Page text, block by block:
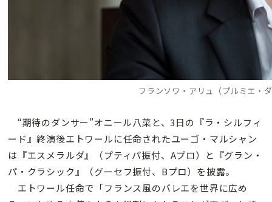
フランソワ・アリュ（プルミエ・
“期待のダンサー”オニール八菜と、3日の『ラ・シルフィ
ード』終演後エトワールに任命されたユーゴ・マルシャン
は『エスメラルダ』（プティパ振付、Aプロ）と『グラン・
パ・クラシック』（グーセフ振付、Bプロ）を披露。
エトワール任命で「フランス風のバレエを世界に広め